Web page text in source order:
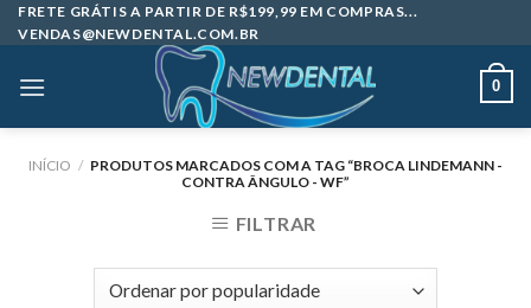
Skip
to
FRETE GRÁTIS A PARTIR DE R$199,99 EM COMPRAS...
VENDAS@NEWDENTAL.COM.BR
0
INÍCIO / PRODUTOS MARCADOS COM A TAG “BROCA LINDEMANN -
CONTRA ÂNGULO - WF”
FILTRAR